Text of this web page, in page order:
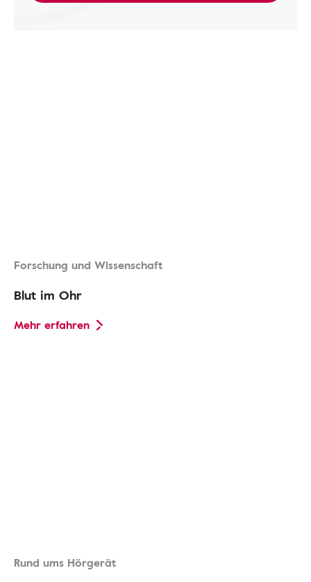
Forschung und Wissenschaft
Blut im Ohr
Mehr erfahren
Rund ums Hörgerät